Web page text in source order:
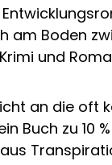
am Boden
und
an die oft
Buch zu 10